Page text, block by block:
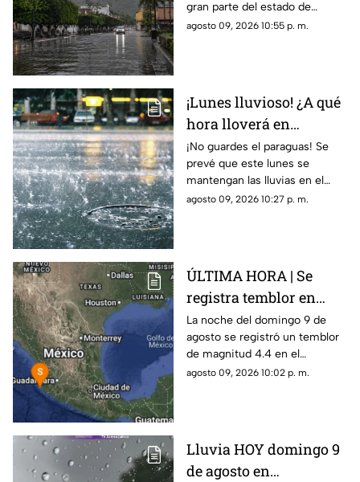
gran parte del estado de
Nayarit
agosto 09, 2026 10:55 p. m.
¡Lunes lluvioso! ¿A qué
hora lloverá en
Guadalajara?
¡No guardes el paraguas! Se
prevé que este lunes se
mantengan las lluvias en el
Área Metropolitana de
agosto 09, 2026 10:27 p. m.
ÚLTIMA HORA | Se
registra temblor en
Jalisco; ¿hay daños?
La noche del domingo 9 de
agosto se registró un temblor
de magnitud 4.4 en el
municipio de Puerto Vallarta,
agosto 09, 2026 10:02 p. m.
Lluvia HOY domingo 9
de agosto en